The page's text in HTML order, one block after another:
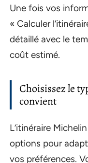
Une fois vos
« Calculer
détaillé avec le
coût estimé.
Choisissez le
convient
L’itinéraire
options pour
vos préférences.